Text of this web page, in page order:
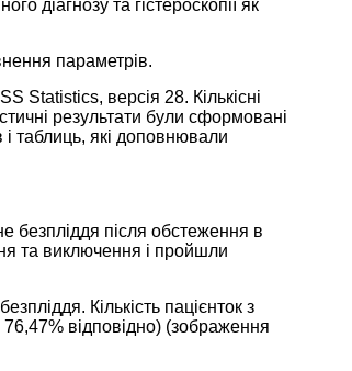
діагнозу та гістероскопії як
параметрів.
Statistics, версія 28. Кількісні
результати були сформовані
і таблиць, які доповнювали
безпліддя після обстеження в
та виключення і пройшли
Кількість пацієнток з
76,47% відповідно) (зображення